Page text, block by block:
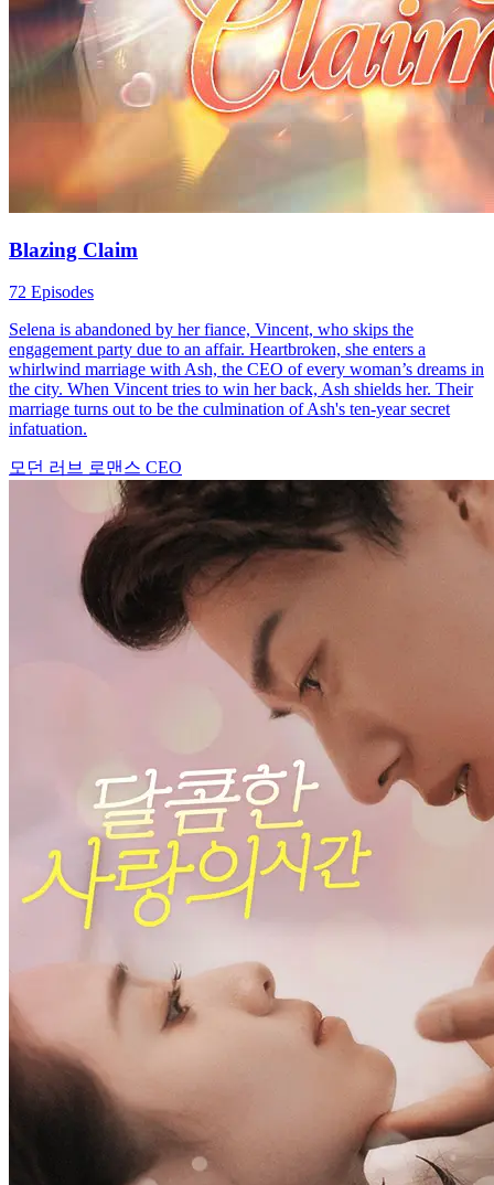
Blazing Claim
72 Episodes
Selena is abandoned by her fiance, Vincent, who skips the
engagement party due to an affair. Heartbroken, she enters a
whirlwind marriage with Ash, the CEO of every woman’s dreams in
the city. When Vincent tries to win her back, Ash shields her. Their
marriage turns out to be the culmination of Ash's ten-year secret
infatuation.
모던 러브 로맨스 CEO